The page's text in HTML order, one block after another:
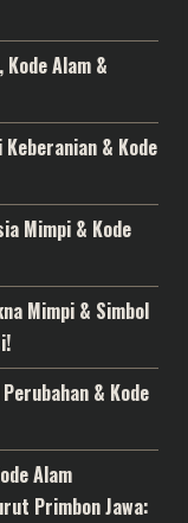
Alam &
& Kode
Mimpi & Kode
Mimpi & Simbol
& Kode
Alam
Primbon Jawa: